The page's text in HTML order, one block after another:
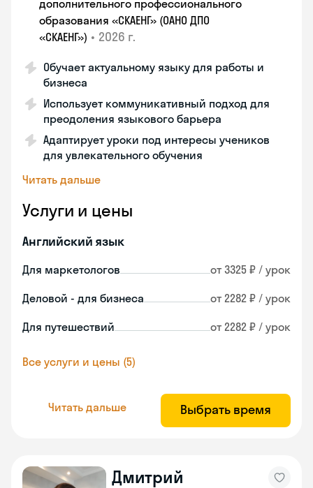
дополнительного профессионального
образования «СКАЕНГ» (ОАНО ДПО
«СКАЕНГ») • 2026 г.
Обучает актуальному языку для работы и
бизнеса
Использует коммуникативный подход для
преодоления языкового барьера
Адаптирует уроки под интересы учеников
для увлекательного обучения
Читать дальше
Услуги и цены
Английский язык
Для маркетологов от 3325 ₽ / урок
Деловой - для бизнеса от 2282 ₽ / урок
Для путешествий от 2282 ₽ / урок
Все услуги и цены (5)
Читать дальше Выбрать время
Дмитрий